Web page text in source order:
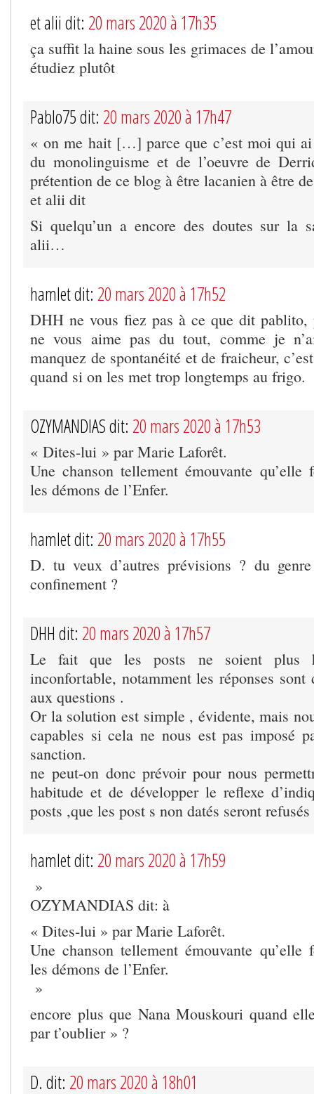
et alii dit: 20 mars 2020 à 17h35
ça suffit la haine sous les grimaces de
étudiez plutôt
Pablo75 dit: 20 mars 2020 à 17h47
« on me hait […] parce que c’est moi qui
du monolinguisme et de l’oeuvre de
prétention de ce blog à être lacanien à être
et alii dit
Si quelqu’un a encore des doutes sur la
alii…
hamlet dit: 20 mars 2020 à 17h52
DHH ne vous fiez pas à ce que dit pablito,
ne vous aime pas du tout, comme je
manquez de spontanéité et de fraicheur,
quand si on les met trop longtemps au frigo.
OZYMANDIAS dit: 20 mars 2020 à 17h53
« Dites-lui » par Marie Laforêt.
Une chanson tellement émouvante qu’elle
les démons de l’Enfer.
hamlet dit: 20 mars 2020 à 17h55
D. tu veux d’autres prévisions ? du
confinement ?
DHH dit: 20 mars 2020 à 17h57
Le fait que les posts ne soient plus
inconfortable, notamment les réponses
aux questions .
Or la solution est simple , évidente, mais
capables si cela ne nous est pas imposé
sanction.
ne peut-on donc prévoir pour nous
habitude et de développer le reflexe
posts ,que les post s non datés seront
hamlet dit: 20 mars 2020 à 17h59
»
OZYMANDIAS dit: à
« Dites-lui » par Marie Laforêt.
Une chanson tellement émouvante qu’elle
les démons de l’Enfer.
»
encore plus que Nana Mouskouri quand
par t’oublier » ?
D. dit: 20 mars 2020 à 18h01